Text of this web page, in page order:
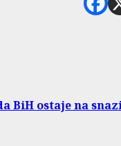
BiH ostaje na